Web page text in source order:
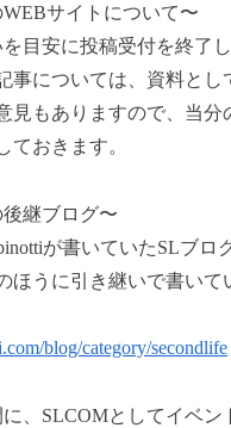
サイトについて〜
目安に投稿受付を終了し
事については、資料とし
見もありますので、当分
ておきます。
継ブログ〜
が書いていたSLブロ
ほうに引き継いで書いて
blog/category/secondlife
に、SLCOMとしてイベン